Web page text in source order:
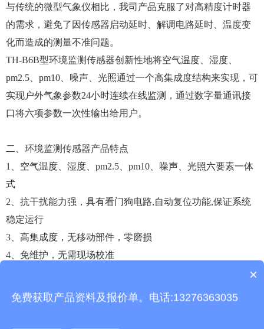
与传统的微型气象仪相比，我司产品克服了对高精度计时器
的需求，避免了因传感器启动延时、解调电路延时、温度变
化而造成的测量不准问题。
TH-B6B型环境监测传感器创新性地将空气温度、湿度、
pm2.5、pm10、噪声、光照通过一个高集成度结构来实现，可
实现户外气象参数24小时连续在线监测，通过数字量通讯接
口将六项参数一次性输出给用户。
二、环境监测传感器产品特点
1、空气温度、湿度、pm2.5、pm10、噪声、光照六要素一体
式
2、抗干扰能力强，具有看门狗电路,自动复位功能,保证系统
稳定运行
3、高集成度，无移动部件，零磨损
4、免维护，无需现场校准
6、产品设计输出信号标配为RS485通讯接口（MODBUS协
7、可选配无线传输模块，最小传输间隔1分钟
产品包含安装吗？
×
免费获取产品资料及报价单。电话:13276363035